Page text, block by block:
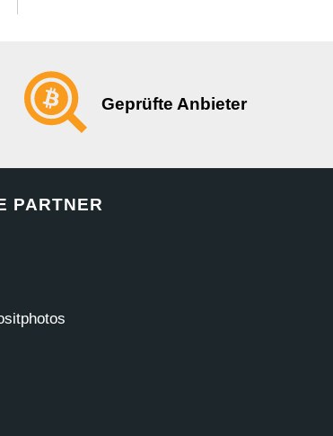
Geprüfte Anbieter
PARTNER